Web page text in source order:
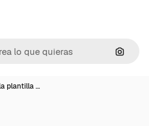
plantilla …